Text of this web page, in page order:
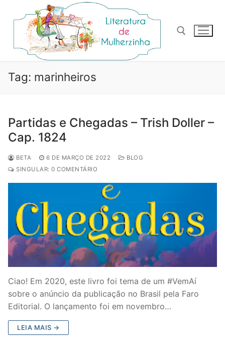
para
conteúdo
Pesquisar por:
Tag: marinheiros
Partidas e Chegadas – Trish Doller –
Cap. 1824
BETA 6 DE MARÇO DE 2022
BLOG
SINGULAR: 0 COMENTÁRIO
Ciao! Em 2020, este livro foi tema de um #VemAí
sobre o anúncio da publicação no Brasil pela Faro
Editorial. O lançamento foi em novembro…
LEIA MAIS →